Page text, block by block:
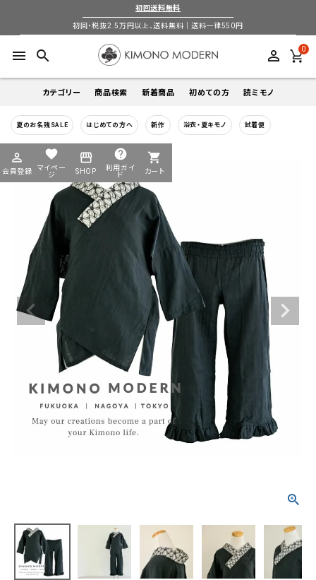
初回送料無料
初回・税抜2.5万円以上、送料無料｜送料一律550円
menu search perm_identity 0
カテゴリー
着物
帯
襦袢
小物
商品検索
キーワードから探す
季節から探す
通年 夏季以外通年 春 夏 秋 冬
カテゴリーから探す
着物 帯 小物
タイプから探す
カジュアル ソシアル フォーマル
正絹 木綿・麻 ポリエステル その他
価格から探す
新着商品 初めての方 読ミモノ
夏のお名残SALE はじめての方へ 新作 浴衣・夏キモノ 試着便
perm_identity
会員登録
favorite
マイペー
ジ
storefront
SHOP
help
利用ガイ
ド
shopping_cart
カート
ログイン 会員登録
ようこそ ゲスト 様
羽織